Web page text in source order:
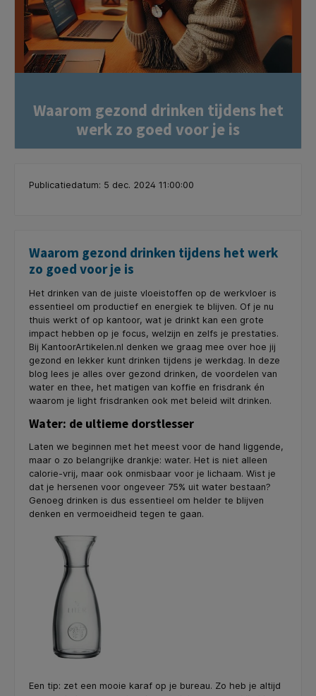
Waarom gezond drinken tijdens het
werk zo goed voor je is
Publicatiedatum: 5 dec. 2024 11:00:00
Waarom gezond drinken tijdens het werk
zo goed voor je is
Het drinken van de juiste vloeistoffen op de werkvloer is
essentieel om productief en energiek te blijven. Of je nu
thuis werkt of op kantoor, wat je drinkt kan een grote
impact hebben op je focus, welzijn en zelfs je prestaties.
Bij KantoorArtikelen.nl denken we graag mee over hoe jij
gezond en lekker kunt drinken tijdens je werkdag. In deze
blog lees je alles over gezond drinken, de voordelen van
water en thee, het matigen van koffie en frisdrank én
waarom je light frisdranken ook met beleid wilt drinken.
Water: de ultieme dorstlesser
Laten we beginnen met het meest voor de hand liggende,
maar o zo belangrijke drankje: water. Het is niet alleen
calorie-vrij, maar ook onmisbaar voor je lichaam. Wist je
dat je hersenen voor ongeveer 75% uit water bestaan?
Genoeg drinken is dus essentieel om helder te blijven
denken en vermoeidheid tegen te gaan.
Een tip: zet een mooie karaf op je bureau. Zo heb je altijd